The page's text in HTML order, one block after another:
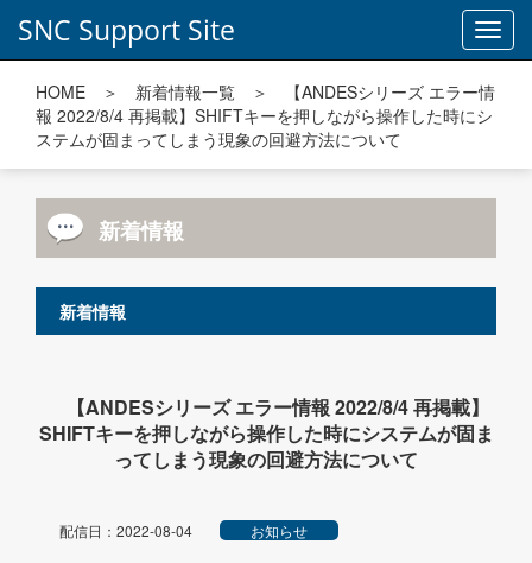
SNC Support Site
HOME ＞ 新着情報一覧 ＞ 【ANDESシリーズ エラー情
報 2022/8/4 再掲載】SHIFTキーを押しながら操作した時にシ
ステムが固まってしまう現象の回避方法について
新着情報
新着情報
【ANDESシリーズ エラー情報 2022/8/4 再掲載】
SHIFTキーを押しながら操作した時にシステムが固ま
ってしまう現象の回避方法について
配信日：2022-08-04 お知らせ